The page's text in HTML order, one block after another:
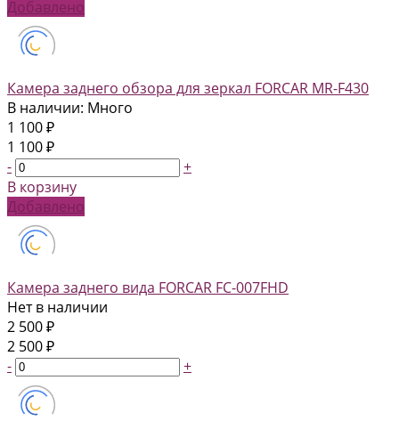
Добавлено
Камера заднего обзора для зеркал FORCAR MR-F430
В наличии: Много
1 100 ₽
1 100 ₽
-
+
В корзину
Добавлено
Камера заднего вида FORCAR FC-007FHD
Нет в наличии
2 500 ₽
2 500 ₽
-
+